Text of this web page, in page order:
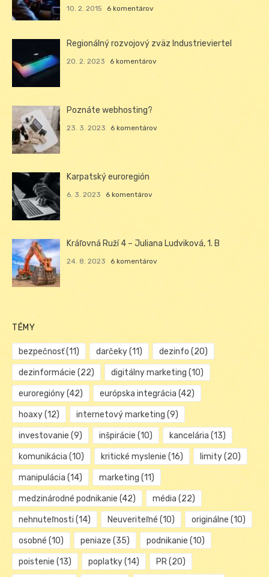
10. 2. 2015 6 komentárov
Regionálný rozvojový zväz Industrieviertel
20. 2. 2023 6 komentárov
Poznáte webhosting?
23. 3. 2023 6 komentárov
Karpatský euroregión
6. 3. 2023 6 komentárov
Kráľovná Ruží 4 – Juliana Ludviková, 1. B
24. 8. 2023 6 komentárov
TÉMY
bezpečnosť(11) darčeky(11) dezinfo (20)
dezinformácie (22) digitálny marketing (10)
euroregióny(42) európska integrácia (42)
hoaxy(12) internetový marketing (9)
investovanie (9) inšpirácie (10) kancelária (13)
komunikácia (10) kritické myslenie (16) limity(20)
manipulácia (14) marketing (11)
medzinárodné podnikanie (42) média (22)
nehnuteľnosti (14) Neuveriteľné (10) originálne (10)
osobné (10) peniaze (35) podnikanie (10)
poistenie (13) poplatky(14) PR(20)